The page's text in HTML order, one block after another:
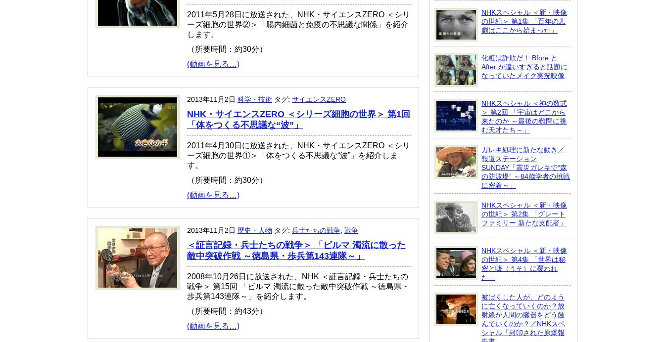
2011年5月28日に放送された、NHK・サイエンスZERO ＜シリ
ーズ細胞の世界②＞「腸内細菌と免疫の不思議な関係」を紹介
します。
（所要時間：約30分）
(動画を見る…)
2013年11月2日 科学・技術 タグ: サイエンスZERO
NHK・サイエンスZERO ＜シリーズ細胞の世界＞ 第1回
「体をつくる不思議な“波”」
2011年4月30日に放送された、NHK・サイエンスZERO ＜シリ
ーズ細胞の世界①＞「体をつくる不思議な“波”」を紹介しま
す。
（所要時間：約30分）
(動画を見る…)
2013年11月2日 歴史・人物 タグ: 兵士たちの戦争 戦争
＜証言記録・兵士たちの戦争＞ 「ビルマ 濁流に散った
敵中突破作戦 ～徳島県・歩兵第143連隊～」
2008年10月26日に放送された、NHK ＜証言記録・兵士たちの
戦争＞ 第15回 「ビルマ 濁流に散った敵中突破作戦 ～徳島県・
歩兵第143連隊～」を紹介します。
（所要時間：約43分）
(動画を見る…)
NHKスペシャル ＜新・映像
の世紀＞ 第1集 「百年の悲
劇はここから始まった」
化粧は詐欺だ！ Bfore と
After が違いすぎると話題に
なっていたメイク実況映像
NHKスペシャル ＜神の数式
＞ 第2回 「宇宙はどこから
来たのか ～最後の難問に挑
む天才たち～」
ガレキ処理に新たな動き／
報道ステーション
SUNDAY「震災ガレキで“森
の防波堤” ～84歳学者の挑戦
に密着～」
NHKスペシャル ＜新・映像
の世紀＞ 第2集 「グレート
ファミリー 新たな支配者」
NHKスペシャル ＜新・映像
の世紀＞ 第4集 「世界は秘
密と嘘（うそ）に覆われ
た」
被ばくした人が、どのよう
に亡くなっていくのか？放
射線が人間の臓器をどう蝕
んでいくのか？／NHKスペ
シャル「封印された原爆報